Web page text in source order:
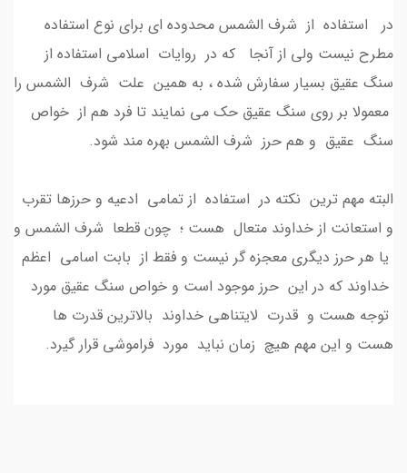
در استفاده از شرف الشمس محدوده ای برای نوع استفاده
مطرح نیست ولی از آنجا که در روایات اسلامی استفاده از
سنگ عقیق بسیار سفارش شده ، به همین علت شرف الشمس را
معمولا بر روی سنگ عقیق حک می نمایند تا فرد هم از خواص
سنگ عقیق و هم حرز شرف الشمس بهره مند شود.
البته مهم ترین نکته در استفاده از تمامی ادعیه و حرزها تقرب
و استعانت از خداوند متعال هست ؛ چون قطعا شرف الشمس و
یا هر حرز دیگری معجزه گر نیست و فقط از بابت اسامی اعظم
خداوند که در این حرز موجود است و خواص سنگ عقیق مورد
توجه هست و قدرت لایتناهی خداوند بالاترین قدرت ها
هست و این مهم هیچ زمان نباید مورد فراموشی قرار گیرد.